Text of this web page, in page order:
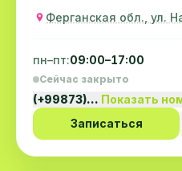
Ферганская обл., ул.
пн–пт:09:00–17:00
Сейчас закрыто
(+99873)… Показать
Записаться